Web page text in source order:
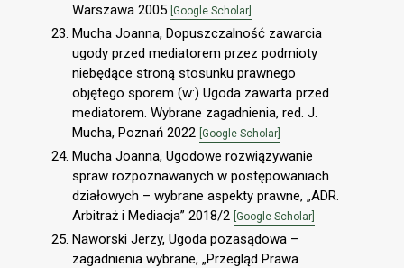
Warszawa 2005 [Google Scholar]
Mucha Joanna, Dopuszczalność zawarcia
ugody przed mediatorem przez podmioty
niebędące stroną stosunku prawnego
objętego sporem (w:) Ugoda zawarta przed
mediatorem. Wybrane zagadnienia, red. J.
Mucha, Poznań 2022 [Google Scholar]
Mucha Joanna, Ugodowe rozwiązywanie
spraw rozpoznawanych w postępowaniach
działowych – wybrane aspekty prawne, „ADR.
Arbitraż i Mediacja” 2018/2 [Google Scholar]
Naworski Jerzy, Ugoda pozasądowa –
zagadnienia wybrane, „Przegląd Prawa